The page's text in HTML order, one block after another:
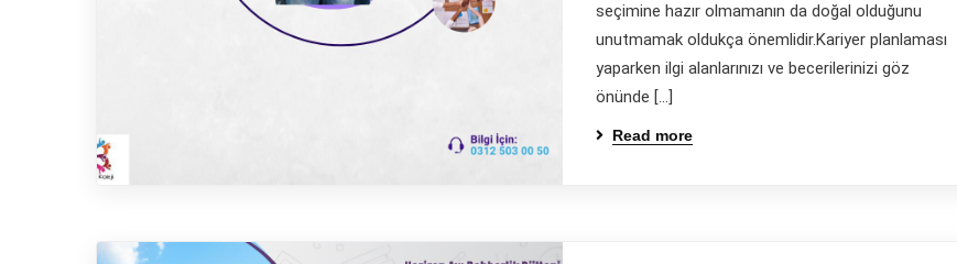
seçimine hazır olmamanın da doğal olduğunu
unutmamak oldukça önemlidir.Kariyer planlaması
yaparken ilgi alanlarınızı ve becerilerinizi göz
önünde […]
Read more